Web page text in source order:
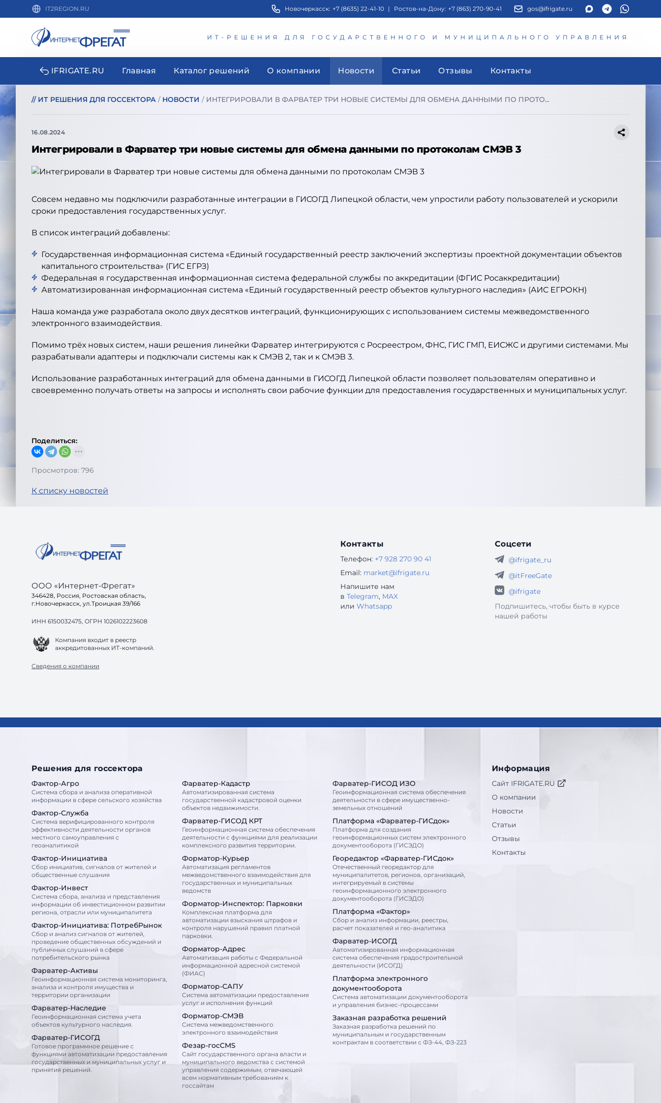
IT2REGION.RU Новочеркасск: +7 (8635) 22-41-10 | Ростов-на-Дону: +7 (863) 270-90-41 gos@ifrigate.ru
ИТ-РЕШЕНИЯ ДЛЯ ГОСУДАРСТВЕННОГО И МУНИЦИПАЛЬНОГО УПРАВЛЕНИЯ
IFRIGATE.RU Главная Каталог решений О компании Новости Статьи Отзывы Контакты
// ИТ РЕШЕНИЯ ДЛЯ ГОССЕКТОРА / НОВОСТИ / ИНТЕГРИРОВАЛИ В ФАРВАТЕР ТРИ НОВЫЕ СИСТЕМЫ ДЛЯ ОБМЕНА ДАННЫМИ ПО ПРОТО...
16.08.2024
Интегрировали в Фарватер три новые системы для обмена данными по протоколам СМЭВ 3
Совсем недавно мы подключили разработанные интеграции в ГИСОГД Липецкой области, чем упростили работу пользователей и ускорили
сроки предоставления государственных услуг.
В список интеграций добавлены:
Государственная информационная система «Единый государственный реестр заключений экспертизы проектной документации объектов
капитального строительства» (ГИС ЕГРЗ)
Федеральная я государственная информационная система федеральной службы по аккредитации (ФГИС Росаккредитации)
Автоматизированная информационная система «Единый государственный реестр объектов культурного наследия» (АИС ЕГРОКН)
Наша команда уже разработала около двух десятков интеграций, функционирующих с использованием системы межведомственного
электронного взаимодействия.
Помимо трёх новых систем, наши решения линейки Фарватер интегрируются с Росреестром, ФНС, ГИС ГМП, ЕИСЖС и другими системами. Мы
разрабатывали адаптеры и подключали системы как к СМЭВ 2, так и к СМЭВ 3.
Использование разработанных интеграций для обмена данными в ГИСОГД Липецкой области позволяет пользователям оперативно и
своевременно получать ответы на запросы и исполнять свои рабочие функции для предоставления государственных и муниципальных услуг.
Поделиться:
Просмотров: 796
К списку новостей
ООО «Интернет-Фрегат»
346428, Россия, Ростовская область,
г.Новочеркасск, ул.Троицкая 39/166
ИНН 6150032475, ОГРН 1026102223608
Компания входит в реестр
аккредитованных ИТ-компаний.
Сведения о компании
Контакты
Телефон: +7 928 270 90 41
Email: market@ifrigate.ru
Напишите нам
в Telegram, MAX
или Whatsapp
Соцсети
@ifrigate_ru
@itFreeGate
@ifrigate
Подпишитесь, чтобы быть в курсе
нашей работы
Решения для госсектора
Фактор-Агро
Система сбора и анализа оперативной
информации в сфере сельского хозяйства
Фактор-Служба
Система верифицированного контроля
эффективности деятельности органов
местного самоуправления с
геоаналитикой
Фактор-Инициатива
Сбор инициатив, сигналов от жителей и
общественные слушания
Фактор-Инвест
Система сбора, анализа и представления
информации об инвестиционном развитии
региона, отрасли или муниципалитета
Фактор-Инициатива: ПотребРынок
Сбор и анализ сигналов от жителей,
проведение общественных обсуждений и
публичных слушаний в сфере
потребительского рынка
Фарватер-Активы
Геоинформационная система мониторинга,
анализа и контроля имущества и
территории организации
Фарватер-Наследие
Геоинформационная система учета
объектов культурного наследия.
Фарватер-ГИСОГД
Готовое программное решение с
функциями автоматизации предоставления
государственных и муниципальных услуг и
принятия решений.
Фарватер-Кадастр
Автоматизированная система
государственной кадастровой оценки
объектов недвижимости.
Фарватер-ГИСОД КРТ
Геоинформационная система обеспечения
деятельности с функциями для реализации
комплексного развития территории.
Форматор-Курьер
Автоматизация регламентов
межведомственного взаимодействия для
государственных и муниципальных
ведомств
Форматор-Инспектор: Парковки
Комплексная платформа для
автоматизации взыскания штрафов и
контроля нарушений правил платной
парковки.
Форматор-Адрес
Автоматизация работы с Федеральной
информационной адресной системой
(ФИАС)
Форматор-САПУ
Система автоматизации предоставления
услуг и исполнения функций
Форматор-СМЭВ
Cистема межведомственного
электронного взаимодействия
Фезар-госCMS
Cайт государственного органа власти и
муниципального ведомства с системой
управления содержимым, отвечающей
всем нормативным требованиям к
госсайтам
Фарватер-ГИСОД ИЗО
Геоинформационная система обеспечения
деятельности в сфере имущественно-
земельных отношений
Платформа «Фарватер-ГИСдок»
Платформа для создания
геоинформационных систем электронного
документооборота (ГИСЭДО)
Георедактор «Фарватер-ГИСдок»
Отечественный георедактор для
муниципалитетов, регионов, организаций,
интегрируемый в системы
геоинформационного электронного
документооборота (ГИСЭДО)
Платформа «Фактор»
Сбор и анализ информации, реестры,
расчет показателей и гео-аналитика
Фарватер-ИСОГД
Автоматизированная информационная
система обеспечения градостроительной
деятельности (ИСОГД)
Платформа электронного
документооборота
Cистема автоматизации документооборота
и управления бизнес-процессами
Заказная разработка решений
Заказная разработка решений по
муниципальным и государственным
контрактам в соответствии с ФЗ-44, ФЗ-223
Информация
Сайт IFRIGATE.RU
О компании
Новости
Статьи
Отзывы
Контакты